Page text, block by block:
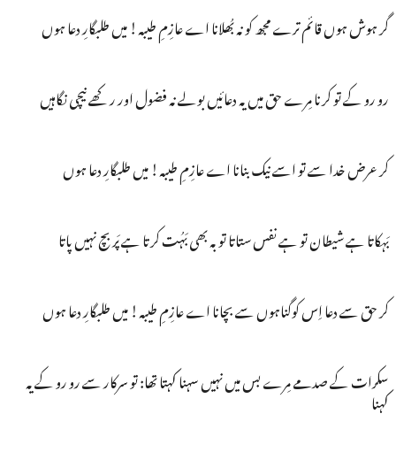
گر ہوش ہوں قائم ترے مجھ کو نہ بُھلانا اے عازِمِ طیبہ! میں طلبگارِ دعا ہوں
رو رو کے تو کرنا مِرے حق میں یہ دعائیں بولے نہ فضول اور رکھے نیچی نگاہیں
کر عرض خدا سے تو اسے نیک بنانا اے عازِمِ طیبہ! میں طلبگارِ دعا ہوں
بَہکاتا ہے شیطان تو ہے نفس ستاتا توبہ بھی بَہُت کرتا ہے پَر بچ نہیں پاتا
کر حق سے دعا اِس کوگناہوں سے بچانا اے عازِمِ طیبہ! میں طلبگارِ دعا ہوں
سکرات کے صدمے مِرے بس میں نہیں سہنا کہتا تھا: تو سرکار سے رو رو کے یہ
کہنا